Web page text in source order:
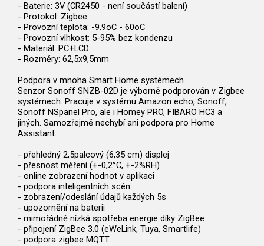
- Baterie: 3V (CR2450 - není součástí balení)
- Protokol: Zigbee
- Provozní teplota: -9.9oC - 60oC
- Provozní vlhkost: 5-95% bez kondenzu
- Materiál: PC+LCD
- Rozměry: 62,5x9,5mm
Podpora v mnoha Smart Home systémech
Senzor Sonoff SNZB-02D je výborně podporován v Zigbee
systémech. Pracuje v systému Amazon echo, Sonoff,
Sonoff NSpanel Pro, ale i Homey PRO, FIBARO HC3 a
jiných. Samozřejmě nechybí ani podpora pro Home
Assistant.
- přehledný 2,5palcový (6,35 cm) displej
- přesnost měření (+-0,2°C, +-2%RH)
- online zobrazení hodnot v aplikaci
- podpora inteligentních scén
- zobrazení/odeslání údajů každých 5s
- upozornění na baterii
- mimořádně nízká spotřeba energie díky ZigBee
- připojení ZigBee 3.0 (eWeLink, Tuya, Smartlife)
- podpora zigbee MQTT